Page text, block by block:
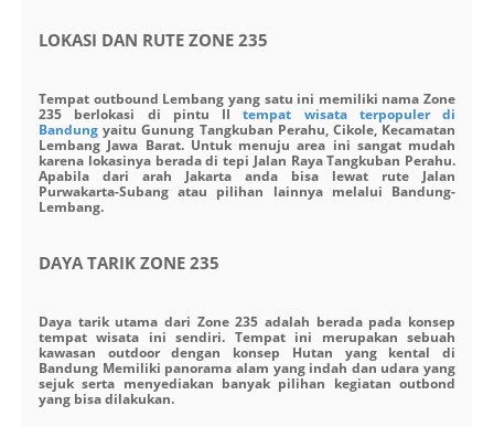
LOKASI DAN RUTE ZONE 235
Tempat outbound Lembang yang satu ini memiliki nama Zone
235 berlokasi di pintu IItempat wisata terpopuler di
Bandung yaitu Gunung Tangkuban Perahu, Cikole, Kecamatan
Lembang Jawa Barat. Untuk menuju area ini sangat mudah
karena lokasinya berada di tepi Jalan Raya Tangkuban Perahu.
Apabila dari arah Jakarta anda bisa lewat rute Jalan
Purwakarta-Subang atau pilihan lainnya melalui Bandung-
Lembang.
DAYA TARIK ZONE 235
Daya tarik utama dari Zone 235 adalah berada pada konsep
tempat wisata ini sendiri. Tempat ini merupakan sebuah
kawasan outdoor dengan konsep Hutan yang kental di
Bandung Memiliki panorama alam yang indah dan udara yang
sejuk serta menyediakan banyak pilihan kegiatan outbond
yang bisa dilakukan.